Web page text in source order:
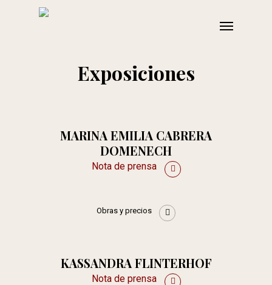
Exposiciones
MARINA EMILIA CABRERA
DOMENECH
Nota de prensa
Obras y precios
KASSANDRA FLINTERHOF
Nota de prensa